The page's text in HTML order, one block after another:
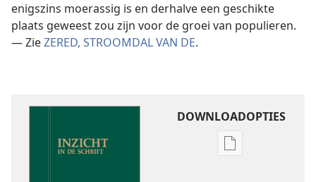
enigszins moerassig is en derhalve een geschikte
plaats geweest zou zijn voor de groei van populieren.
— ZieZERED, STROOMDAL VAN DE.
DOWNLOADOPTIES